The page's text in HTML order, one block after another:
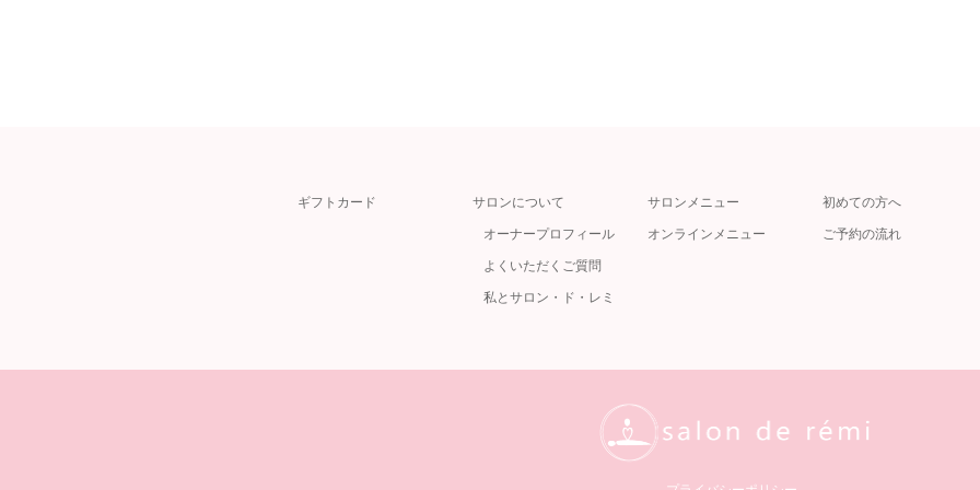
ギフトカード サロンについて
オーナープロフィール
よくいただくご質問
私とサロン・ド・レミ
サロンメニュー
オンラインメニュー
初めての方へ
ご予約の流れ